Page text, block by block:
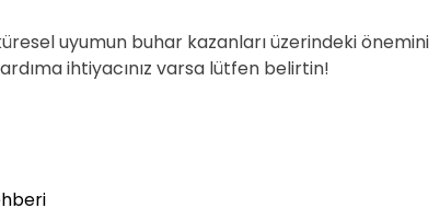
uyumun buhar kazanları üzerindeki önemini
ihtiyacınız varsa lütfen belirtin!